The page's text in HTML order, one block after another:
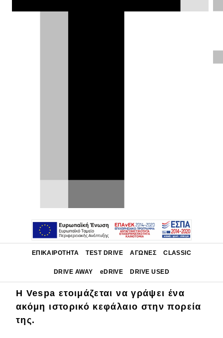
ΕΠΙΚΑΙΡΌΤΗΤΑ TEST DRIVE ΑΓΏΝΕΣ CLASSIC
DRIVE AWAY eDRIVE DRIVE USED
Main navigation
Επικαιρότητα
Η Vespa ετοιμάζεται να γράψει ένα
ακόμη ιστορικό κεφάλαιο στην πορεία
της.